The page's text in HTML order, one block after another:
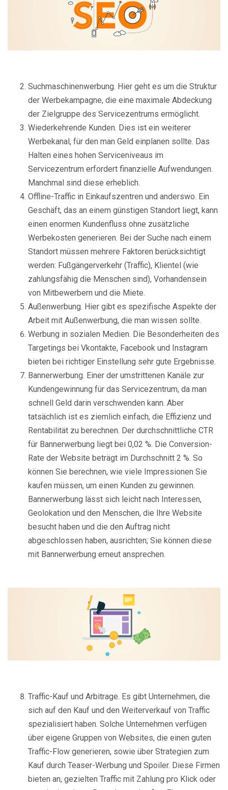
Suchmaschinenwerbung. Hier geht es um die Struktur
der Werbekampagne, die eine maximale Abdeckung
der Zielgruppe des Servicezentrums ermöglicht.
Wiederkehrende Kunden. Dies ist ein weiterer
Werbekanal, für den man Geld einplanen sollte. Das
Halten eines hohen Serviceniveaus im
Servicezentrum erfordert finanzielle Aufwendungen.
Manchmal sind diese erheblich.
Offline-Traffic in Einkaufszentren und anderswo. Ein
Geschäft, das an einem günstigen Standort liegt, kann
einen enormen Kundenfluss ohne zusätzliche
Werbekosten generieren. Bei der Suche nach einem
Standort müssen mehrere Faktoren berücksichtigt
werden: Fußgängerverkehr (Traffic), Klientel (wie
zahlungsfähig die Menschen sind), Vorhandensein
von Mitbewerbern und die Miete.
Außenwerbung. Hier gibt es spezifische Aspekte der
Arbeit mit Außenwerbung, die man wissen sollte.
Werbung in sozialen Medien. Die Besonderheiten des
Targetings bei Vkontakte, Facebook und Instagram
bieten bei richtiger Einstellung sehr gute Ergebnisse.
Bannerwerbung. Einer der umstrittenen Kanäle zur
Kundengewinnung für das Servicezentrum, da man
schnell Geld darin verschwenden kann. Aber
tatsächlich ist es ziemlich einfach, die Effizienz und
Rentabilität zu berechnen. Der durchschnittliche CTR
für Bannerwerbung liegt bei 0,02 %. Die Conversion-
Rate der Website beträgt im Durchschnitt 2 %. So
können Sie berechnen, wie viele Impressionen Sie
kaufen müssen, um einen Kunden zu gewinnen.
Bannerwerbung lässt sich leicht nach Interessen,
Geolokation und den Menschen, die Ihre Website
besucht haben und die den Auftrag nicht
abgeschlossen haben, ausrichten; Sie können diese
mit Bannerwerbung erneut ansprechen.
Traffic-Kauf und Arbitrage. Es gibt Unternehmen, die
sich auf den Kauf und den Weiterverkauf von Traffic
spezialisiert haben. Solche Unternehmen verfügen
über eigene Gruppen von Websites, die einen guten
Traffic-Flow generieren, sowie über Strategien zum
Kauf durch Teaser-Werbung und Spoiler. Diese Firmen
bieten an, gezielten Traffic mit Zahlung pro Klick oder